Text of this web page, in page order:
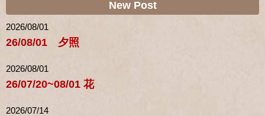
New Post
2026/08/01
26/08/01 夕照
2026/08/01
26/07/20~08/01 花
2026/07/14